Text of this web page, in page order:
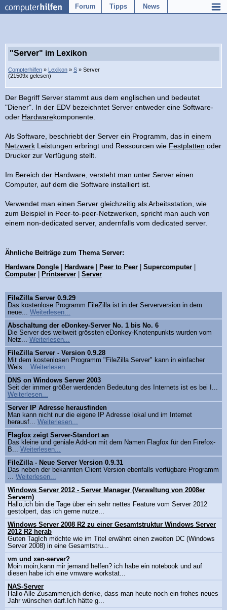
Forum Tipps News
"Server" im Lexikon
Compterhilfen » Lexikon » S » Server
(21509x gelesen)
Der Begriff Server stammt aus dem englischen und bedeutet
"Diener". In der EDV bezeichntet Server entweder eine Software-
oder Hardwarekomponente.
Als Software, beschriebt der Server ein Programm, das in einem
Netzwerk Leistungen erbringt und Ressourcen wie Festplatten oder
Drucker zur Verfügung stellt.
Im Bereich der Hardware, versteht man unter Server einen
Computer, auf dem die Software installiert ist.
Verwendet man einen Server gleichzeitig als Arbeitsstation, wie
zum Beispiel in Peer-to-peer-Netzwerken, spricht man auch von
einem non-dedicated server, andernfalls vom dedicated server.
Ähnliche Beiträge zum Thema Server:
Hardware Dongle
Hardware Peer to Peer Supercomputer
Computer
Printserver Server
FileZilla Server 0.9.29
Das kostenlose Programm FileZilla ist in der Serverversion in dem
neue... Weiterlesen...
Abschaltung der eDonkey-Server No. 1 bis No. 6
Die Server des weltweit grössten eDonkey-Knotenpunkts wurden vom
Netz... Weiterlesen...
FileZilla Server - Version 0.9.28
Mit dem kostenlosen Programm "FileZilla Server" kann in einfacher
Weis... Weiterlesen...
DNS on Windows Server 2003
Seit der immer größer werdenden Bedeutung des Internets ist es bei I...
Weiterlesen...
Server IP Adresse herausfinden
Man kann nicht nur die eigene IP Adresse lokal und im Internet
herausf... Weiterlesen...
Flagfox zeigt Server-Standort an
Das kleine und geniale Add-on mit dem Namen Flagfox für den Firefox-
B... Weiterlesen...
FileZilla - Neue Server Version 0.9.31
Das neben der bekannten Client Version ebenfalls verfügbare Programm
... Weiterlesen...
Windows Server 2012 - Server Manager (Verwaltung von 2008er
Servern)
Hallo,ich bin die Tage über ein sehr nettes Feature vom Server 2012
gestolpert, das ich gerne nutze...
Windows Server 2008 R2 zu einer Gesamtstruktur Windows Server
2012 R2 herab
Guten TagIch möchte wie im Titel erwähnt einen zweiten DC (Windows
Server 2008) in eine Gesamtstru...
vm und xen-server?
Moin moin,kann mir jemand helfen? ich habe ein notebook und auf
diesen habe ich eine vmware workstat...
NAS-Server
Hallo Alle Zusammen,ich denke, dass man heute noch ein frohes neues
Jahr wünschen darf.Ich hätte g...